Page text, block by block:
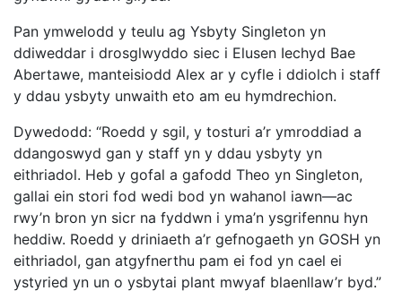
Pan ymwelodd y teulu ag Ysbyty Singleton yn
ddiweddar i drosglwyddo siec i Elusen Iechyd Bae
Abertawe, manteisiodd Alex ar y cyfle i ddiolch i staff
y ddau ysbyty unwaith eto am eu hymdrechion.
Dywedodd: “Roedd y sgil, y tosturi a’r ymroddiad a
ddangoswyd gan y staff yn y ddau ysbyty yn
eithriadol. Heb y gofal a gafodd Theo yn Singleton,
gallai ein stori fod wedi bod yn wahanol iawn—ac
rwy’n bron yn sicr na fyddwn i yma’n ysgrifennu hyn
heddiw. Roedd y driniaeth a’r gefnogaeth yn GOSH yn
eithriadol, gan atgyfnerthu pam ei fod yn cael ei
ystyried yn un o ysbytai plant mwyaf blaenllaw’r byd.”